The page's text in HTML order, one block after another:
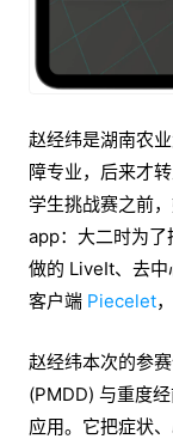
赵经纬是湖南农
障专业，后来才
学生挑战赛之前
app：大二时为
做的 LiveIt、去
客户端 Piecelet
赵经纬本次的参
(PMDD) 与重度
应用。它把症状